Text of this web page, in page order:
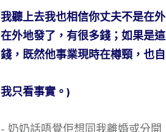
我聽上去我也相信你丈夫不是在
在外地發了，有很多錢；如果是
錢，既然他事業現時在樽頸，也
我只看事實。)
- 奶奶話唔覺佢想同我離婚或分